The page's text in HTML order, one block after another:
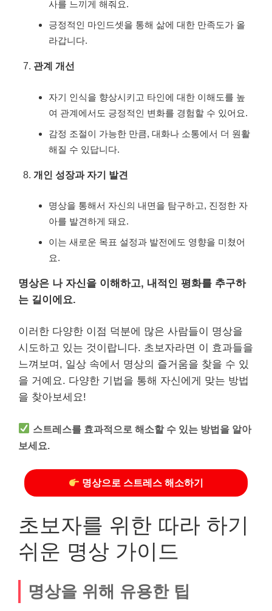
사를 느끼게 해줘요.
긍정적인 마인드셋을 통해 삶에 대한 만족도가 올
라갑니다.
관계 개선
자기 인식을 향상시키고 타인에 대한 이해도를 높
여 관계에서도 긍정적인 변화를 경험할 수 있어요.
감정 조절이 가능한 만큼, 대화나 소통에서 더 원활
해질 수 있답니다.
개인 성장과 자기 발견
명상을 통해서 자신의 내면을 탐구하고, 진정한 자
아를 발견하게 돼요.
이는 새로운 목표 설정과 발전에도 영향을 미쳤어
요.
명상은 나 자신을 이해하고, 내적인 평화를 추구하
는 길이에요.
이러한 다양한 이점 덕분에 많은 사람들이 명상을
시도하고 있는 것이랍니다. 초보자라면 이 효과들을
느껴보며, 일상 속에서 명상의 즐거움을 찾을 수 있
을 거예요. 다양한 기법을 통해 자신에게 맞는 방법
을 찾아보세요!
스트레스를 효과적으로 해소할 수 있는 방법을 알아
보세요.
명상으로 스트레스 해소하기
초보자를 위한 따라 하기
쉬운 명상 가이드
명상을 위해 유용한 팁